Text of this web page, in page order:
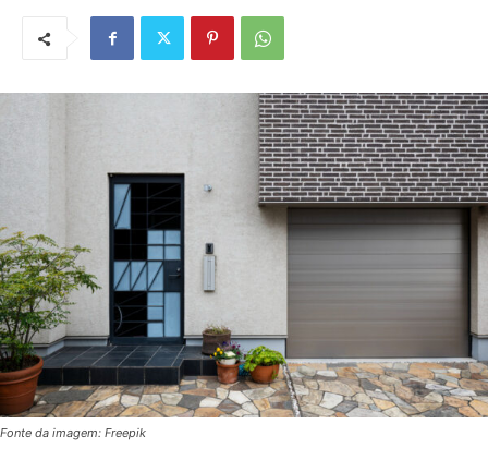
Fonte da imagem: Freepik